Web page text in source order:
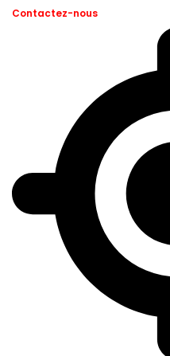
Contactez-nous